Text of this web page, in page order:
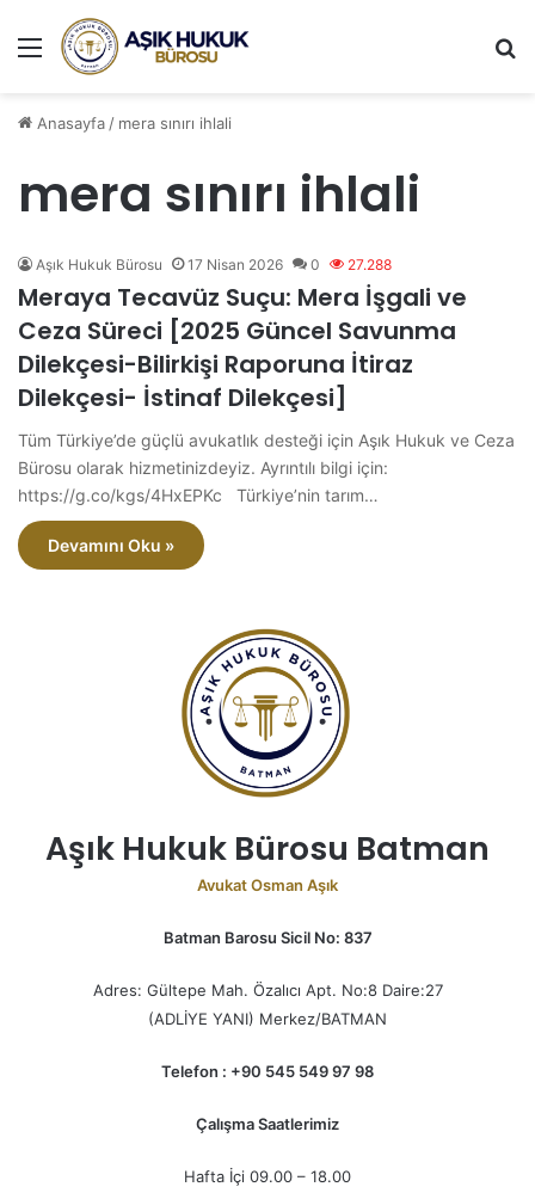
Menü
Anasayfa/ mera sınırı ihlali
mera sınırı ihlali
Aşık Hukuk Bürosu 17 Nisan 2026 0 27.288
Meraya Tecavüz Suçu: Mera İşgali ve
Ceza Süreci [2025 Güncel Savunma
Dilekçesi-Bilirkişi Raporuna İtiraz
Dilekçesi- İstinaf Dilekçesi]
Tüm Türkiye’de güçlü avukatlık desteği için Aşık Hukuk ve Ceza
Bürosu olarak hizmetinizdeyiz. Ayrıntılı bilgi için:
https://g.co/kgs/4HxEPKc Türkiye’nin tarım…
Devamını Oku »
Aşık Hukuk Bürosu Batman
Avukat Osman Aşık
Batman Barosu Sicil No: 837
Adres: Gültepe Mah. Özalıcı Apt. No:8 Daire:27
(ADLİYE YANI) Merkez/BATMAN
Telefon : +90 545 549 97 98
Çalışma Saatlerimiz
Hafta İçi 09.00 – 18.00